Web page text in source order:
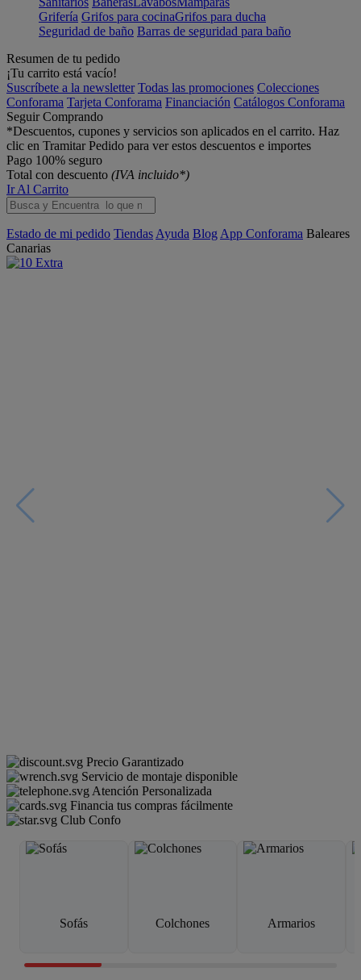
Grifería Grifos para cocinaGrifos para ducha
Seguridad de baño Barras de seguridad para baño
Resumen de tu pedido
¡Tu carrito está vacío!
Suscríbete a la newsletter Todas las promociones Colecciones
Conforama Tarjeta Conforama Financiación Catálogos Conforama
Seguir Comprando
*Descuentos, cupones y servicios son aplicados en el carrito. Haz
clic en Tramitar Pedido para ver estos descuentos e importes
Pago 100% seguro
Total con descuento (IVA incluido*)
Ir Al Carrito
Estado de mi pedido Tiendas Ayuda Blog App Conforama Baleares
Canarias
Precio Garantizado
Servicio de montaje disponible
Atención Personalizada
Financia tus compras fácilmente
Club Confo
Sofás Colchones Armarios